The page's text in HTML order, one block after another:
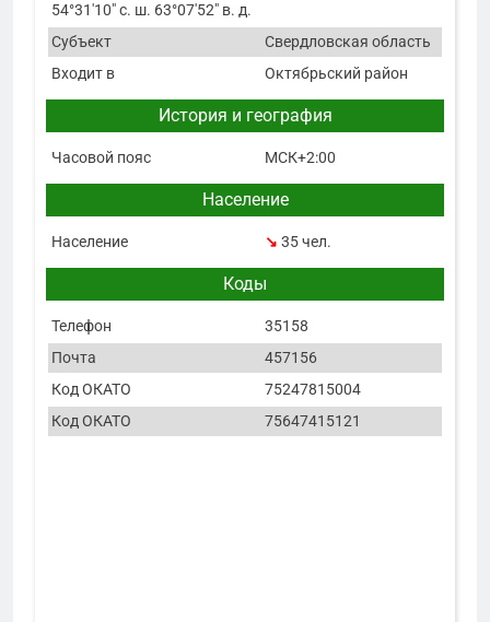
54°31′10″ с. ш. 63°07′52″ в. д.
Субъект
Свердловская область
Входит в
Октябрьский район
История и география
Часовой пояс МСК+2:00
Население
Население ↘ 35 чел.
Коды
Телефон
35158
Почта
457156
Код ОКАТО
75247815004
Код ОКАТО
75647415121